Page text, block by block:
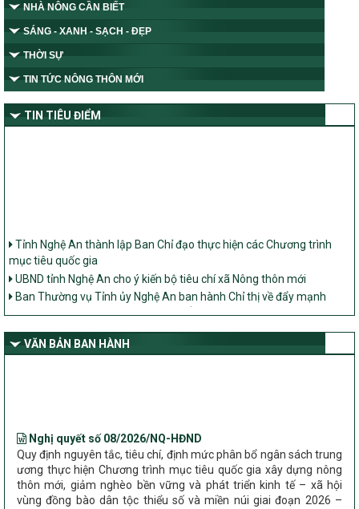
NHÀ NÔNG CẦN BIẾT
SÁNG - XANH - SẠCH - ĐẸP
THỜI SỰ
TIN TỨC NÔNG THÔN MỚI
TIN TIÊU ĐIỂM
mục tiêu quốc gia
UBND tỉnh Nghệ An cho ý kiến bộ tiêu chí xã Nông thôn mới
Ban Thường vụ Tỉnh ủy Nghệ An ban hành Chỉ thị về đẩy mạnh
thực hiện Chương trình mục tiêu quốc gia xây dựng nông thôn mới,
giảm nghèo bền vững và phát triển kinh tế – xã hội vùng đồng bào
dân tộc thiểu số và miền núi giai đoạn 2026 – 2030 trên địa bàn tỉnh
Nghệ An
VĂN BẢN BAN HÀNH
Quy định nguyên tắc, tiêu chí, định mức phân bổ ngân sách trung
ương thực hiện Chương trình mục tiêu quốc gia xây dựng nông
thôn mới, giảm nghèo bền vững và phát triển kinh tế – xã hội
vùng đồng bào dân tộc thiểu số và miền núi giai đoạn 2026 –
2030 trên địa bàn tỉnh Nghệ An